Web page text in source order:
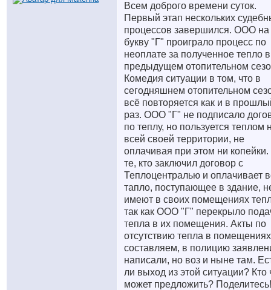
Всем доброго времени суток.
Первый этап нескольких
процессов завершился. ООО на
букву "Г" проиграло процесс по
неоплате за полученное тепло в
предыдущем отопительном
Комедия ситуации в том, что в
сегодняшнем отопительном
всё повторяется как и в
раз. ООО "Г" не подписало
по теплу, но пользуется теплом
всей своей территории, не
оплачивая при этом ни
те, кто заключил договор с
Теплоцентралью и оплачивает
тапло, поступающее в здание,
имеют в своих помещениях
так как ООО "Г" перекрыло
тепла в их помещения. Акты по
отсутствию тепла в помещениях
составляем, в полицию
написали, но воз и ныне там.
ли выход из этой ситуации? Кто
может предложить? Поделитесь!